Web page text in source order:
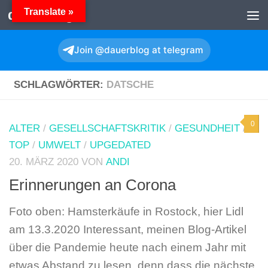
Zum Inhalt springen
dauerBlog
Join @dauerblog at telegram
SCHLAGWÖRTER: DATSCHE
0
ALTER / GESELLSCHAFTSKRITIK / GESUNDHEIT/
TOP / UMWELT / UPGEDATED
20. MÄRZ 2020 VON ANDI
Erinnerungen an Corona
Foto oben: Hamsterkäufe in Rostock, hier Lidl
am 13.3.2020 Interessant, meinen Blog-Artikel
über die Pandemie heute nach einem Jahr mit
etwas Abstand zu lesen, denn dass die nächste
Translate »